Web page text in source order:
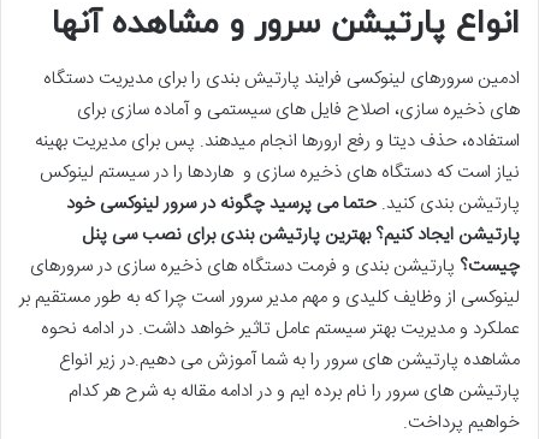
انواع پارتیشن سرور و مشاهده آنها
ادمین سرورهای لینوکسی فرایند پارتیش بندی را برای مدیریت دستگاه
های ذخیره سازی، اصلاح فایل های سیستمی و آماده سازی برای
استفاده، حذف دیتا و رفع ارورها انجام میدهند. پس برای مدیریت بهینه
نیاز است که دستگاه های ذخیره سازی و هاردها را در سیستم لینوکس
پارتیشن بندی کنید.حتما می پرسید چگونه در سرور لینوکسی خود
پارتیشن ایجاد کنیم؟ بهترین پارتیشن بندی برای نصب سی پنل
چیست؟ پارتیشن بندی و فرمت دستگاه های ذخیره سازی در سرورهای
لینوکسی از وظایف کلیدی و مهم مدیر سرور است چرا که به طور مستقیم بر
عملکرد و مدیریت بهتر سیستم عامل تاثیر خواهد داشت. در ادامه نحوه
مشاهده پارتیشن های سرور را به شما آموزش می دهیم.در زیر انواع
پارتیشن های سرور را نام برده ایم و در ادامه مقاله به شرح هر کدام
خواهیم پرداخت.